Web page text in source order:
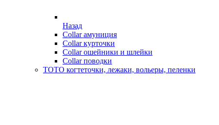
Назад
Collar амуниция
Collar курточки
Collar ошейники и шлейки
Collar поводки
ТОТО когтеточки, лежаки, вольеры, пеленки